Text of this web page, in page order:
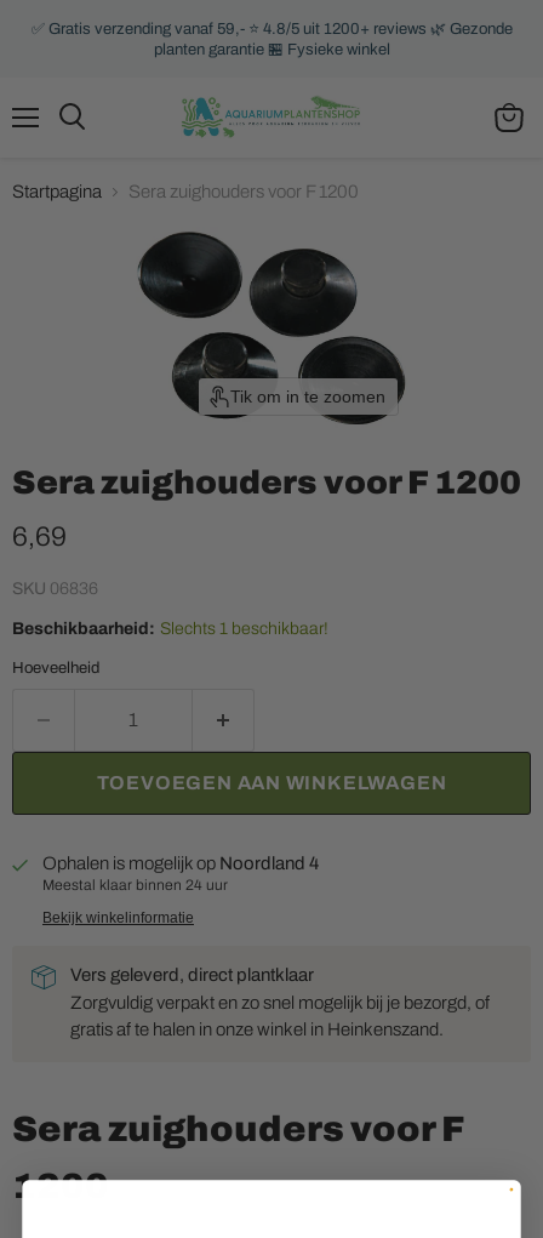
✅ Gratis verzending vanaf 59,- ⭐ 4.8/5 uit 1200+ reviews 🌿 Gezonde
planten garantie 🏪 Fysieke winkel
Startpagina Sera zuighouders voor F 1200
Tik om in te zoomen
Sera zuighouders voor F 1200
Huidige prijs
6,69
SKU 06836
Beschikbaarheid: Slechts 1 beschikbaar!
Hoeveelheid
TOEVOEGEN AAN WINKELWAGEN
Ophalen is mogelijk op Noordland 4
Meestal klaar binnen 24 uur
Bekijk winkelinformatie
Vers geleverd, direct plantklaar
Zorgvuldig verpakt en zo snel mogelijk bij je bezorgd, of
gratis af te halen in onze winkel in Heinkenszand.
Sera zuighouders voor F
1200